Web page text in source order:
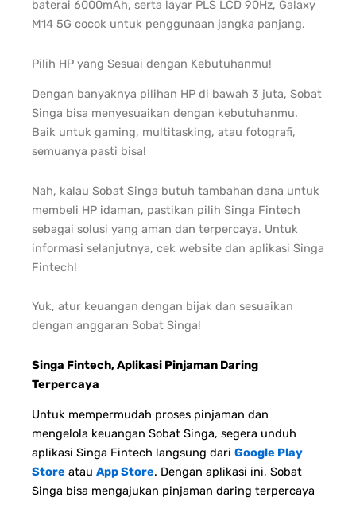
baterai 6000mAh, serta layar PLS LCD 90Hz, Galaxy
M14 5G cocok untuk penggunaan jangka panjang.
Pilih HP yang Sesuai dengan Kebutuhanmu!
Dengan banyaknya pilihan HP di bawah 3 juta, Sobat
Singa bisa menyesuaikan dengan kebutuhanmu.
Baik untuk gaming, multitasking, atau fotografi,
semuanya pasti bisa!
Nah, kalau Sobat Singa butuh tambahan dana untuk
membeli HP idaman, pastikan pilih Singa Fintech
sebagai solusi yang aman dan terpercaya. Untuk
informasi selanjutnya, cek website dan aplikasi Singa
Fintech!
Yuk, atur keuangan dengan bijak dan sesuaikan
dengan anggaran Sobat Singa!
Singa Fintech, Aplikasi Pinjaman Daring
Terpercaya
Untuk mempermudah proses pinjaman dan
mengelola keuangan Sobat Singa, segera unduh
aplikasi Singa Fintech langsung dari Google Play
Store atau App Store. Dengan aplikasi ini, Sobat
Singa bisa mengajukan pinjaman daring terpercaya